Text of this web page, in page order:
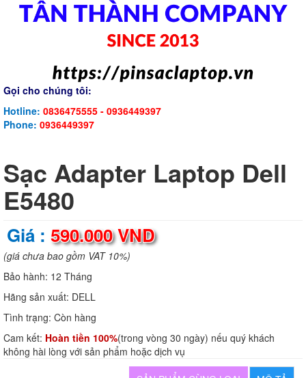
Gọi cho chúng tôi:
Hotline: 0836475555 - 0936449397
Phone: 0936449397
Sạc Adapter Laptop Dell
E5480
Giá : 590.000 VND
(giá chưa bao gồm VAT 10%)
Bảo hành: 12 Tháng
Hãng sản xuất: DELL
Tình trạng: Còn hàng
Cam kết: Hoàn tiền 100%(trong vòng 30 ngày) nếu quý khách
không hài lòng với sản phẩm hoặc dịch vụ